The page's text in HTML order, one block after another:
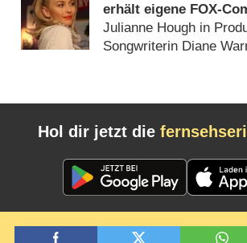
erhält eigene FOX-
Julianne Hough in
Songwriterin Diane
Hol dir jetzt die